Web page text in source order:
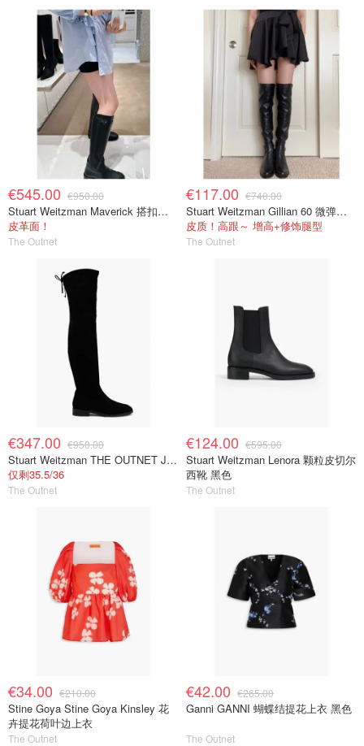
€545.00 €950.00
Stuart Weitzman Maverick 搭扣皮革长靴
皮革面！
The Outnet
€117.00 €740.00
Stuart Weitzman Gillian 60 微弹力皮革过膝靴 黑色
皮质！高跟～ 增高+修饰腿型
The Outnet
€347.00 €950.00
Stuart Weitzman THE OUTNET Jocey 弹力绒面过膝靴
仅剩35.5/36
The Outnet
€124.00 €595.00
Stuart Weitzman Lenora 颗粒皮切尔
西靴 黑色
The Outnet
€34.00 €210.00
Stine Goya Stine Goya Kinsley 花
卉提花荷叶边上衣
The Outnet
€42.00 €265.00
Ganni GANNI 蝴蝶结提花上衣 黑色
The Outnet